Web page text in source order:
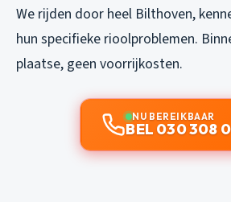
We rijden door heel Bilthoven,
hun specifieke rioolproblemen.
plaatse, geen voorrijkosten.
NU BEREIKBAAR
BEL 030 308